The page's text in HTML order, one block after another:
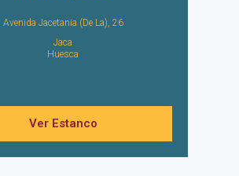
Avenida Jacetania (De La), 26
Jaca
Huesca
Ver Estanco